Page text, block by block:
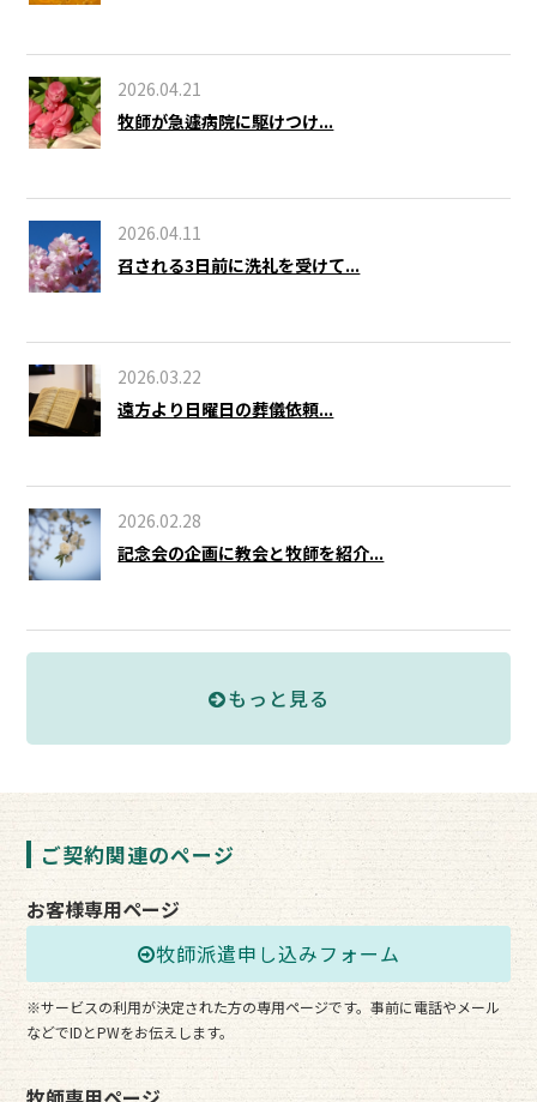
2026.04.21
牧師が急遽病院に駆けつけ...
2026.04.11
召される3日前に洗礼を受けて...
2026.03.22
遠方より日曜日の葬儀依頼...
2026.02.28
記念会の企画に教会と牧師を紹介...
もっと見る
ご契約関連のページ
お客様専用ページ
牧師派遣申し込みフォーム
※サービスの利用が決定された方の専用ページです。事前に電話やメール
などでIDとPWをお伝えします。